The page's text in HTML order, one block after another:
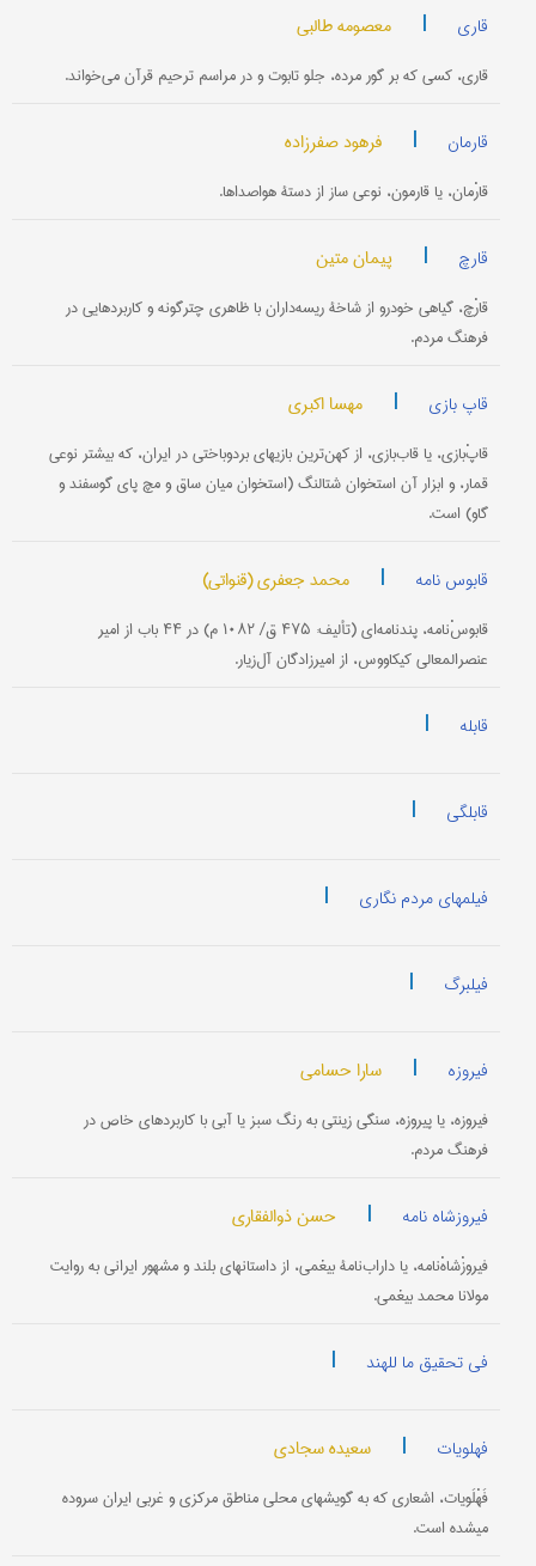
قاری | معصومه طالبی
قاری، کسی که بر گور مرده، جلو تابوت و در مراسم ترحیم قرآن می‌خواند.
قارمان | فرهود صفرزاده
قارْمان، یا قارمون، نوعی ساز از دستۀ هواصداها.
قارچ | پیمان متین
قارْچ، گیاهی خودرو از شاخۀ ریسه‌داران با ظاهری چترگونه و کاربردهایی در
فرهنگ مردم.
قاپ بازی | مهسا اکبری
قاپْ‌بازی‌، یا قاب‌بازی، از کهن‌ترین بازیهای برد‌و‌باختی در ایران، که بیشتر نوعی
قمار، و ابزار آن استخوان شتالنگ (استخوان میان ساق و مچ پای گوسفند و
گاو) است.
قابوس نامه | محمد جعفری (قنواتی)
قابوسْ‌نامه‌، پند‌نامه‌ای (تألیف: ۴۷۵ ق/ ۱۰۸۲ م) در ۴۴ باب از امیر
عنصر‌المعالی کیکاووس، از امیرزادگان آل‌زیار.
قابله |
قابلگی |
فیلمهای مردم نگاری |
فیلبرگ |
فیروزه | سارا حسامی
فیروزه، یا پیروزه، سنگی زینتی به رنگ سبز یا آبی با کاربردهای خاص در
فرهنگ مردم.
فیروزشاه نامه | حسن ذوالفقاری
فیروزْشاهْ‌نامه، یا داراب‌نامۀ بیغمی، از داستانهای بلند و مشهور ایرانی به روایت
مولانا محمد بیغمی.
فی تحقیق ما للهند |
فهلویات | سعیده سجادی
فَهْلَویات، اشعاری که به گویشهای محلی مناطق مرکزی و غربی ایران سروده
می‎شده است.